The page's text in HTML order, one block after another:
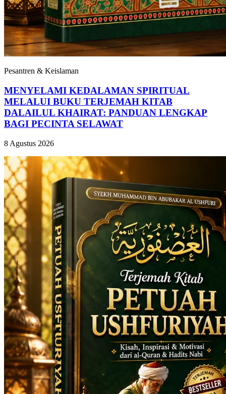
Pesantren & Keislaman
MENYELAMI KEDALAMAN SPIRITUAL
MELALUI BUKU TERJEMAH KITAB
DALAILUL KHAIRAT: PANDUAN LENGKAP
BAGI PECINTA SELAWAT
8 Agustus 2026